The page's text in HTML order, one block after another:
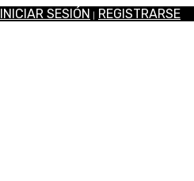
INICIAR SESIÓN REGISTRARSE